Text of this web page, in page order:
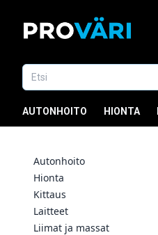
AUTONHOITO HIONTA
Autonhoito
Hionta
Kittaus
Laitteet
Liimat ja massat